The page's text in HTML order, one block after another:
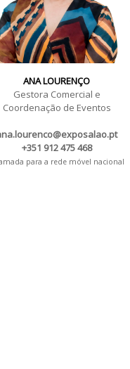
ANA LOURENÇO
Gestora Comercial e
Coordenação de Eventos
+351 912 475 468
para a rede móvel nacional